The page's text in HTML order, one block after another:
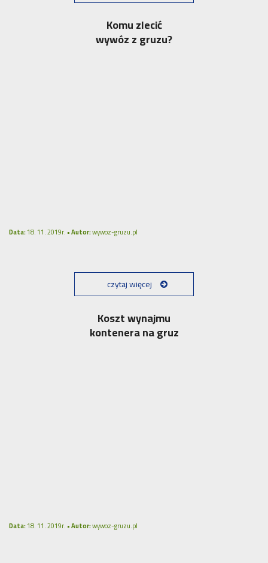
Komu zlecić
wywóz z gruzu?
Data:18. 11. 2019r. •Autor:wywoz-gruzu.pl
czytaj więcej
Koszt wynajmu
kontenera na gruz
Data:18. 11. 2019r. •Autor:wywoz-gruzu.pl